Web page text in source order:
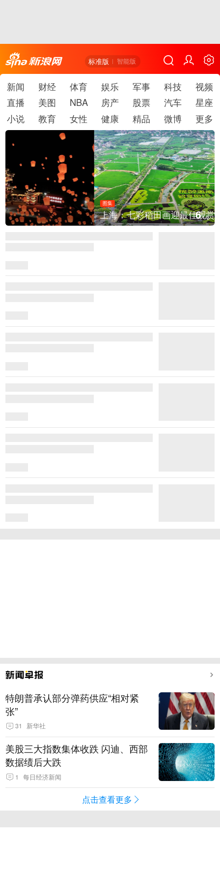
标准版 智能版
新闻 财经 体育 娱乐 军事 科技
视频
直播
美图 NBA 房产 股票 汽车
星座
小说
教育 女性 健康 精品 微博 更多
图集
上海：七彩稻田画迎最佳观赏期 6/6
特朗普承认部分弹药供应“相对紧
张”
31 新华社
美股三大指数集体收跌 闪迪、西部
数据绩后大跌
1 每日经济新闻
点击查看更多